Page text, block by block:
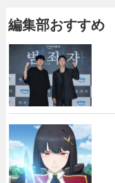
編集部おすすめ